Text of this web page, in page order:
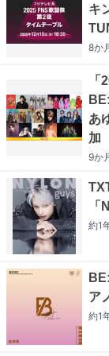
キ
8か
あ
加
9か
約1
ア
約1